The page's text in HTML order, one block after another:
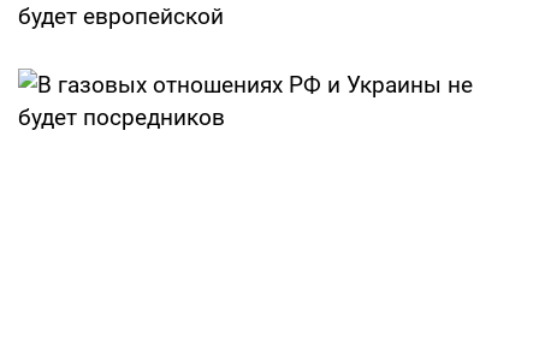
будет европейской